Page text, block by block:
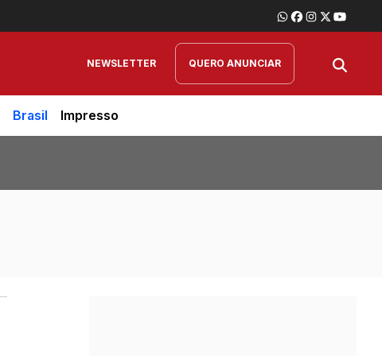
NEWSLETTER QUERO ANUNCIAR
Brasil Impresso